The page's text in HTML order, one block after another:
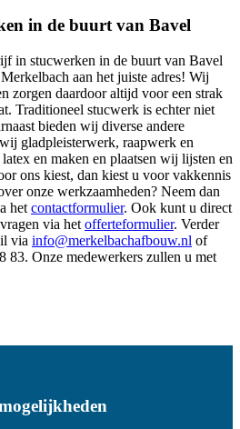
in de buurt van Bavel
in stucwerken in de buurt van Bavel
aan het juiste adres! Wij
zorgen daardoor altijd voor een strak
Traditioneel stucwerk is echter niet
bieden wij diverse andere
gladpleisterwerk, raapwerk en
en maken en plaatsen wij lijsten en
ons kiest, dan kiest u voor vakkennis
onze werkzaamheden? Neem dan
het contactformulier. Ook kunt u direct
via het offerteformulier. Verder
via info@merkelbachafbouw.nl of
83. Onze medewerkers zullen u met